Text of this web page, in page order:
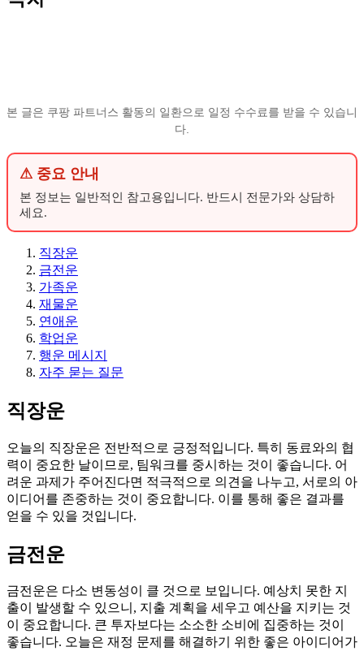
본 글은 쿠팡 파트너스 활동의 일환으로 일정 수수료를 받을 수 있습니
다.
⚠ 중요 안내
본 정보는 일반적인 참고용입니다. 반드시 전문가와 상담하
세요.
직장운
금전운
가족운
재물운
연애운
학업운
행운 메시지
자주 묻는 질문
직장운
오늘의 직장운은 전반적으로 긍정적입니다. 특히 동료와의 협
력이 중요한 날이므로, 팀워크를 중시하는 것이 좋습니다. 어
려운 과제가 주어진다면 적극적으로 의견을 나누고, 서로의 아
이디어를 존중하는 것이 중요합니다. 이를 통해 좋은 결과를
얻을 수 있을 것입니다.
금전운
금전운은 다소 변동성이 클 것으로 보입니다. 예상치 못한 지
출이 발생할 수 있으니, 지출 계획을 세우고 예산을 지키는 것
이 중요합니다. 큰 투자보다는 소소한 소비에 집중하는 것이
좋습니다. 오늘은 재정 문제를 해결하기 위한 좋은 아이디어가